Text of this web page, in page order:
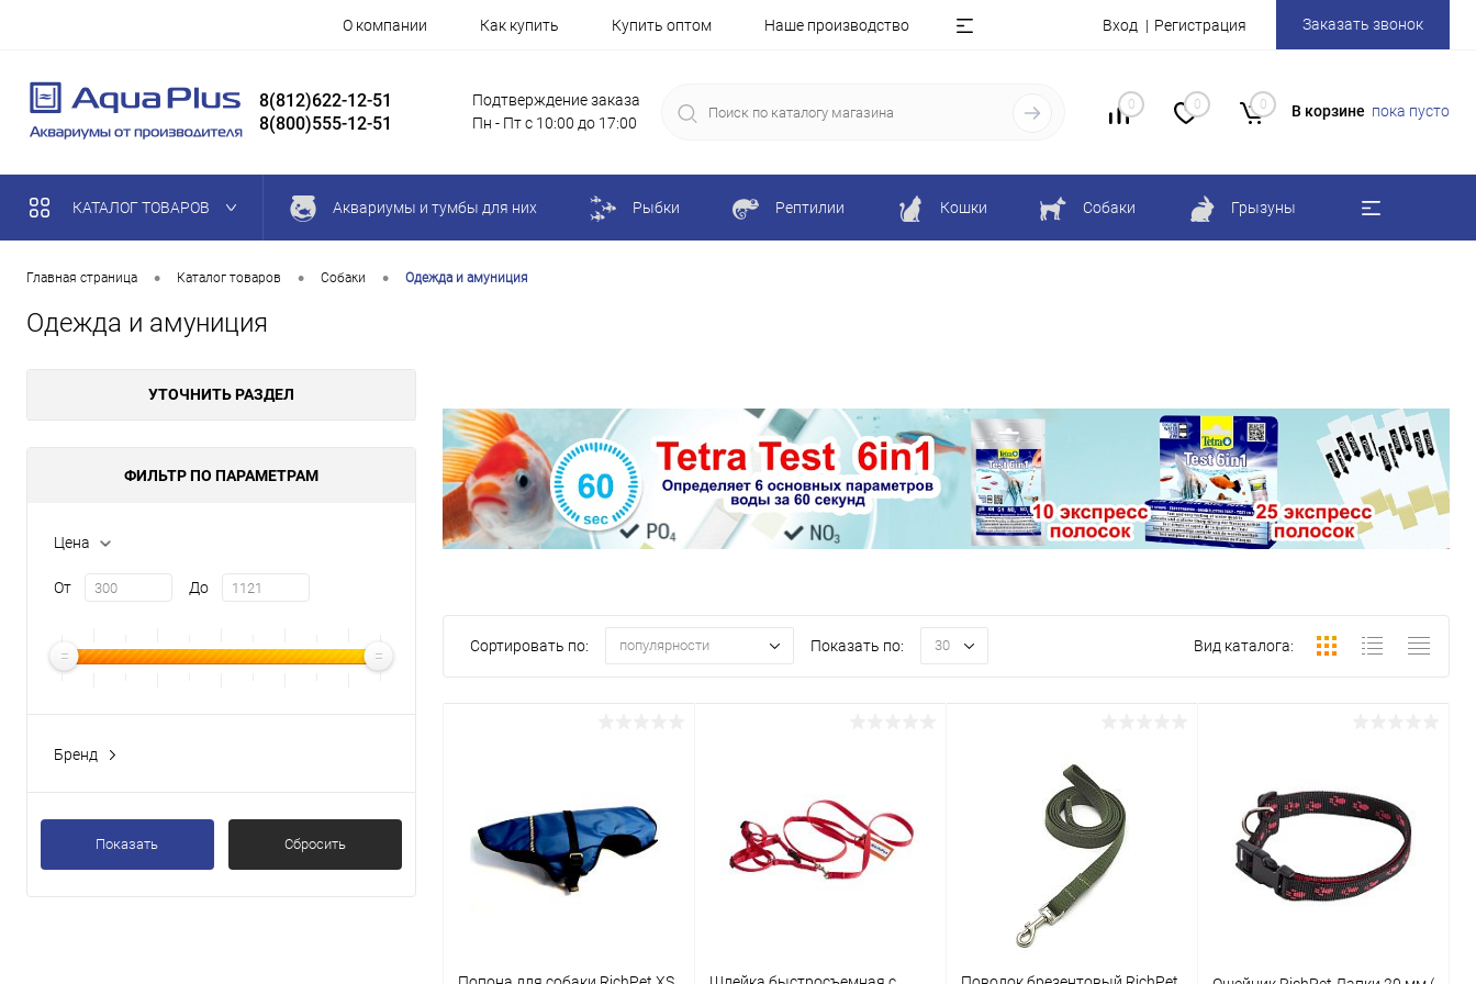
О компании Как купить Купить оптом Наше производство Вход Регистрация Заказать звонок
8(812)622-12-51
8(800)555-12-51
Подтверждение заказа
Пн - Пт с 10:00 до 17:00
0 0 0 В корзине пока пусто
КАТАЛОГ ТОВАРОВ Аквариумы и тумбы для них Рыбки Рептилии Кошки Собаки Грызуны
Главная страница • Каталог товаров • Собаки • Одежда и амуниция
Одежда и амуниция
УТОЧНИТЬ РАЗДЕЛ
ФИЛЬТР ПО ПАРАМЕТРАМ
Цена
От До
Бренд
Показать Сбросить
Сортировать по: популярности Показать по: 30 Вид каталога: